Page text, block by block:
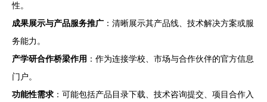
性。
成果展示与产品服务推广 ：清晰展示其产品线、技术解决方案或服
务能力。
产学研合作桥梁作用 ：作为连接学校、市场与合作伙伴的官方信息
门户。
功能性需求 ：可能包括产品目录下载、技术咨询提交、项目合作入